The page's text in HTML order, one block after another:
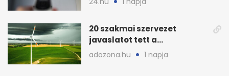
20 szakmai szervezet
javaslatot tett a
fenntartható szélenergia-
adozona.hu 1 napja